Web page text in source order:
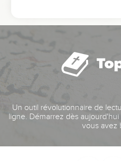
Un outil révolutionnaire de
ligne. Démarrez dès
vous avez